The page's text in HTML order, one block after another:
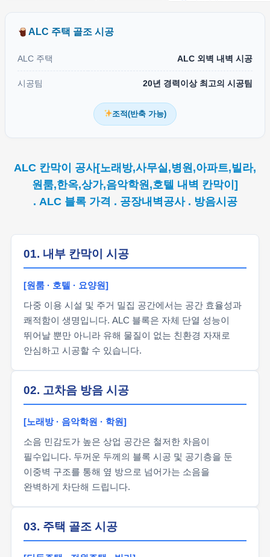
ALC 주택 골조 시공
ALC 주택 ALC 외벽 내벽 시공
시공팀 20년 경력이상 최고의 시공팀
조적(반축 가능)
ALC 칸막이 공사[노래방,사무실,병원,아파트,빌라,
원룸,한옥,상가,음악학원,호텔 내벽 칸막이]
. ALC 블록 가격 . 공장내벽공사 . 방음시공
01. 내부 칸막이 시공
[원룸 · 호텔 · 요양원]
다중 이용 시설 및 주거 밀집 공간에서는 공간 효율성과
쾌적함이 생명입니다. ALC 블록은 자체 단열 성능이
뛰어날 뿐만 아니라 유해 물질이 없는 친환경 자재로
안심하고 시공할 수 있습니다.
02. 고차음 방음 시공
[노래방 · 음악학원 · 학원]
소음 민감도가 높은 상업 공간은 철저한 차음이
필수입니다. 두꺼운 두께의 블록 시공 및 공기층을 둔
이중벽 구조를 통해 옆 방으로 넘어가는 소음을
완벽하게 차단해 드립니다.
03. 주택 골조 시공